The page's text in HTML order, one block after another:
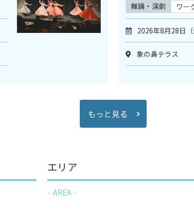
舞踊・演劇 ワー
2026年8月28日（
象の鼻テラス
もっと見る
エリア
AREA